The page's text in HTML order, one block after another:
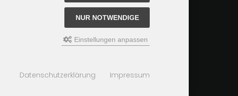
NUR NOTWENDIGE
Einstellungen anpassen
Datenschutzerklärung Impressum